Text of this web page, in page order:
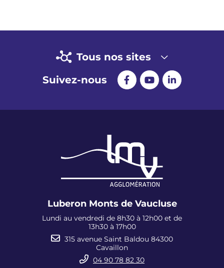
Tous nos sites
Suivez-nous
Luberon Monts de Vaucluse
Lundi au vendredi de 8h30 à 12h00 et de
13h30 à 17h00
315 avenue Saint Baldou 84300
Cavaillon
04 90 78 82 30